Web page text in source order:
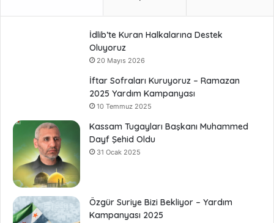
İdlib’te Kuran Halkalarına Destek
Oluyoruz
20 Mayıs 2026
İftar Sofraları Kuruyoruz – Ramazan
2025 Yardım Kampanyası
10 Temmuz 2025
Kassam Tugayları Başkanı Muhammed
Dayf Şehid Oldu
31 Ocak 2025
Özgür Suriye Bizi Bekliyor – Yardım
Kampanyası 2025